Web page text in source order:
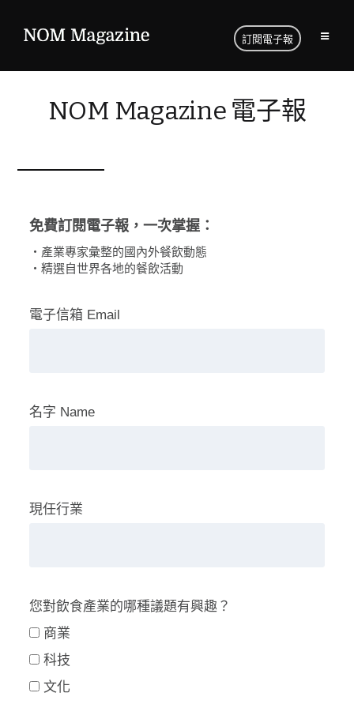
訂閱電子報
NOM Magazine 電子報
免費訂閱電子報，一次掌握：
・產業專家彙整的國內外餐飲動態
・精選自世界各地的餐飲活動
電子信箱 Email
名字 Name
現任行業
您對飲食產業的哪種議題有興趣？
商業
科技
文化